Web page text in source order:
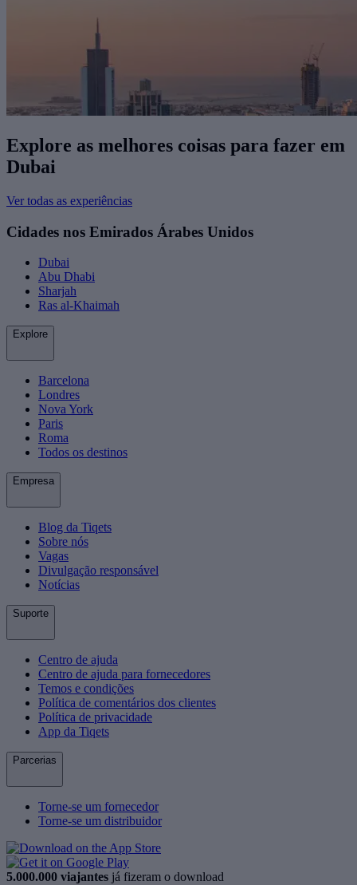
Explore as melhores coisas para fazer ​em
Dubai
Ver todas as experiências
Cidades nos Emirados Árabes Unidos
Dubai
Abu Dhabi
Sharjah
Ras al-Khaimah
Explore
Barcelona
Londres
Nova York
Paris
Roma
Todos os destinos
Empresa
Blog da Tiqets
Sobre nós
Vagas
Divulgação responsável
Notícias
Suporte
Centro de ajuda
Centro de ajuda para fornecedores
Temos e condições
Política de comentários dos clientes
Política de privacidade
App da Tiqets
Parcerias
Torne-se um fornecedor
Torne-se um distribuidor
5.000.000 viajantes já fizeram o download